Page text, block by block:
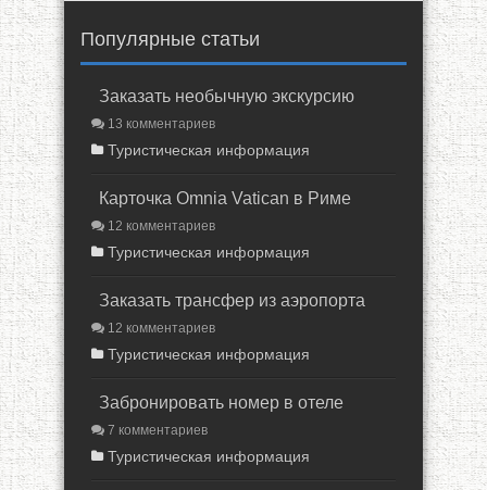
Популярные статьи
Заказать необычную экскурсию
13 комментариев
Туристическая информация
Карточка Omnia Vatican в Риме
12 комментариев
Туристическая информация
Заказать трансфер из аэропорта
12 комментариев
Туристическая информация
Забронировать номер в отеле
7 комментариев
Туристическая информация